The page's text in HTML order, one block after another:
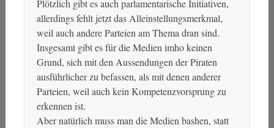
Plötzlich gibt es auch parlamentarische Initiativen,
allerdings fehlt jetzt das Alleinstellungsmerkmal,
weil auch andere Parteien am Thema dran sind.
Insgesamt gibt es für die Medien imho keinen
Grund, sich mit den Aussendungen der Piraten
ausführlicher zu befassen, als mit denen anderer
Parteien, weil auch kein Kompetenzvorsprung zu
erkennen ist.
Aber natürlich muss man die Medien bashen, statt